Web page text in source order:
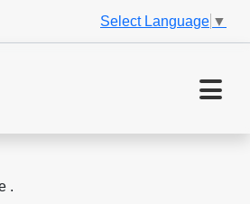
Select Language ▼
.